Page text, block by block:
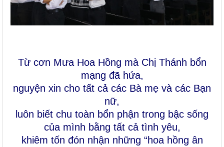
Từ cơn Mưa Hoa Hồng mà Chị Thánh bổn
mạng đã hứa,
nguyện xin cho tất cả các Bà mẹ và các Bạn
nữ,
luôn biết chu toàn bổn phận trong bậc sống
của mình bằng tất cả tình yêu,
khiêm tốn đón nhận những “hoa hồng ân